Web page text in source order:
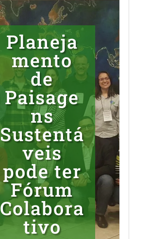
Planeja
mento
de
Paisage
ns
Sustentá
veis
pode ter
Fórum
Colabora
tivo